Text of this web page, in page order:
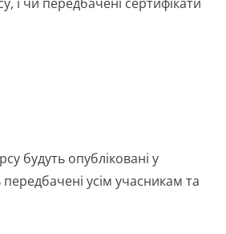
будуть опубліковані у
усім учасникам та